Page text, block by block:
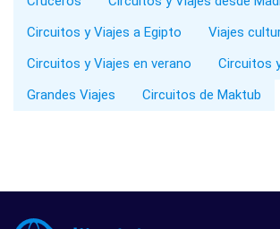
Circuitos y Viajes a Egipto
Viajes
Circuitos y Viajes en verano
Circuitos
Grandes Viajes
Circuitos de Maktub